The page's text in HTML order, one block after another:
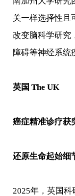
关一样选择性且
改变脑科学研究
障碍等神经系统
英国 The UK
癌症精准诊疗获
还原生命起始细
2025年，英国